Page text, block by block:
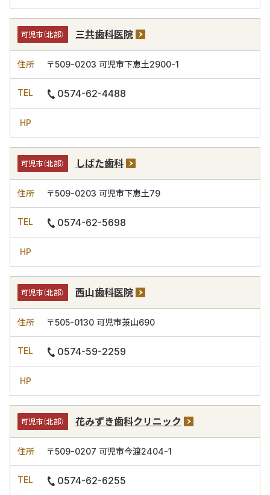
可児市（北部） 三共歯科医院
〒509-0203 可児市下恵土2900-1
0574-62-4488
可児市（北部） しばた歯科
〒509-0203 可児市下恵土79
0574-62-5698
可児市（北部） 西山歯科医院
〒505-0130 可児市兼山690
0574-59-2259
可児市（北部） 花みずき歯科クリニック
〒509-0207 可児市今渡2404-1
0574-62-6255